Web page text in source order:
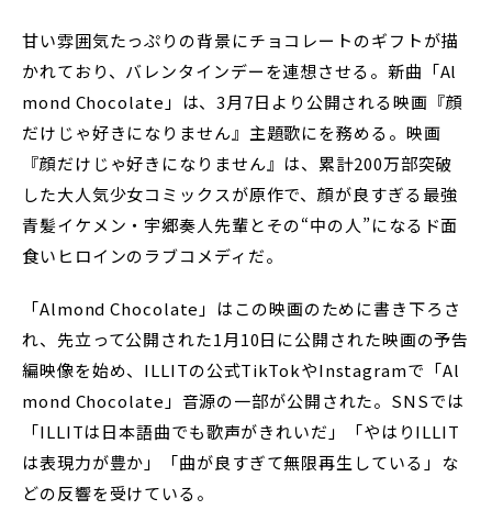
甘い雰囲気たっぷりの背景にチョコレートのギフトが描
かれており、バレンタインデーを連想させる。新曲「Al
mond Chocolate」は、3月7日より公開される映画『顔
だけじゃ好きになりません』主題歌にを務める。映画
『顔だけじゃ好きになりません』は、累計200万部突破
した大人気少女コミックスが原作で、顔が良すぎる最強
青髪イケメン・宇郷奏人先輩とその“中の人”になるド面
食いヒロインのラブコメディだ。
「Almond Chocolate」はこの映画のために書き下ろさ
れ、先立って公開された1月10日に公開された映画の予告
編映像を始め、ILLITの公式TikTokやInstagramで「Al
mond Chocolate」音源の一部が公開された。SNSでは
「ILLITは日本語曲でも歌声がきれいだ」「やはりILLIT
は表現力が豊か」「曲が良すぎて無限再生している」な
どの反響を受けている。